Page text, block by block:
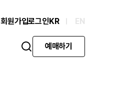
회원가입로그인KR EN
예매하기